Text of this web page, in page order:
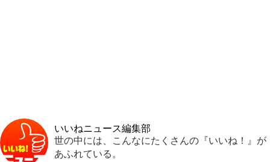
いいねニュース編集部
世の中には、こんなにたくさんの『いいね！』が
あふれている。